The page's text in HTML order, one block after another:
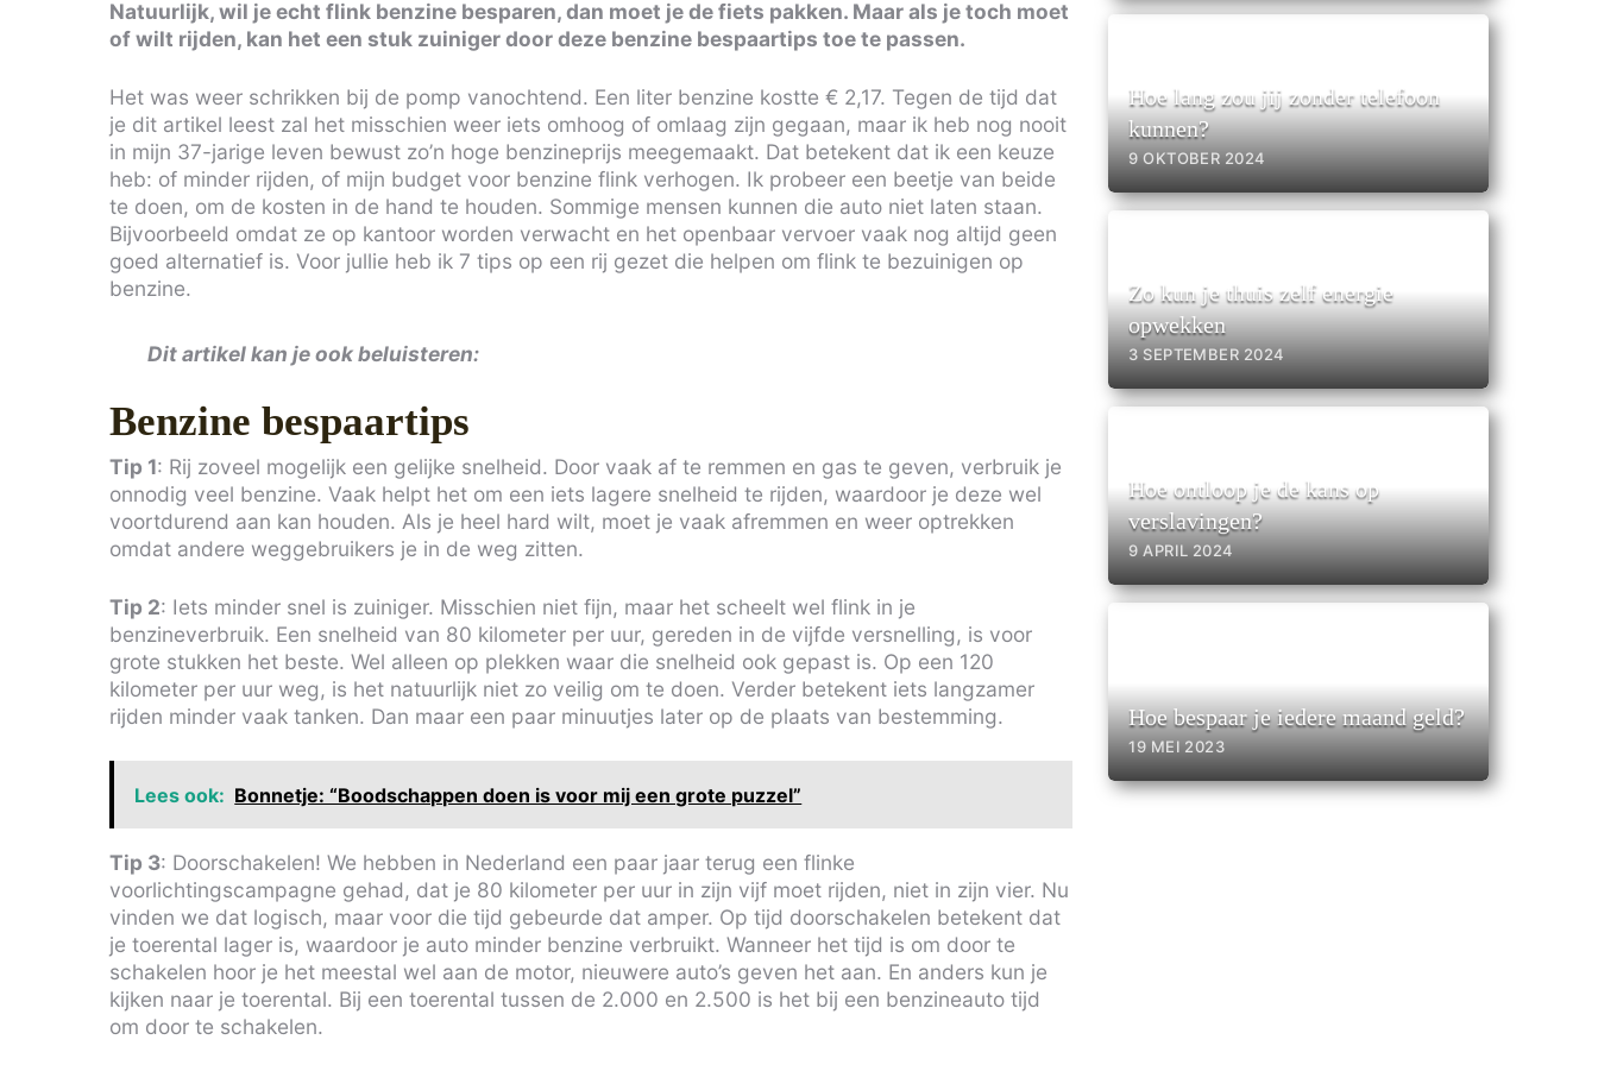
Natuurlijk, wil je echt flink benzine besparen, dan moet je de fiets pakken. Maar als je toch moet
of wilt rijden, kan het een stuk zuiniger door deze benzine bespaartips toe te passen.
Het was weer schrikken bij de pomp vanochtend. Een liter benzine kostte € 2,17. Tegen de tijd dat
je dit artikel leest zal het misschien weer iets omhoog of omlaag zijn gegaan, maar ik heb nog nooit
in mijn 37-jarige leven bewust zo’n hoge benzineprijs meegemaakt. Dat betekent dat ik een keuze
heb: of minder rijden, of mijn budget voor benzine flink verhogen. Ik probeer een beetje van beide
te doen, om de kosten in de hand te houden. Sommige mensen kunnen die auto niet laten staan.
Bijvoorbeeld omdat ze op kantoor worden verwacht en het openbaar vervoer vaak nog altijd geen
goed alternatief is. Voor jullie heb ik 7 tips op een rij gezet die helpen om flink te bezuinigen op
benzine.
Dit artikel kan je ook beluisteren:
Benzine bespaartips
Tip 1: Rij zoveel mogelijk een gelijke snelheid. Door vaak af te remmen en gas te geven, verbruik je
onnodig veel benzine. Vaak helpt het om een iets lagere snelheid te rijden, waardoor je deze wel
voortdurend aan kan houden. Als je heel hard wilt, moet je vaak afremmen en weer optrekken
omdat andere weggebruikers je in de weg zitten.
Tip 2: Iets minder snel is zuiniger. Misschien niet fijn, maar het scheelt wel flink in je
benzineverbruik. Een snelheid van 80 kilometer per uur, gereden in de vijfde versnelling, is voor
grote stukken het beste. Wel alleen op plekken waar die snelheid ook gepast is. Op een 120
kilometer per uur weg, is het natuurlijk niet zo veilig om te doen. Verder betekent iets langzamer
rijden minder vaak tanken. Dan maar een paar minuutjes later op de plaats van bestemming.
Lees ook: Bonnetje: “Boodschappen doen is voor mij een grote puzzel”
Tip 3: Doorschakelen! We hebben in Nederland een paar jaar terug een flinke
voorlichtingscampagne gehad, dat je 80 kilometer per uur in zijn vijf moet rijden, niet in zijn vier. Nu
vinden we dat logisch, maar voor die tijd gebeurde dat amper. Op tijd doorschakelen betekent dat
je toerental lager is, waardoor je auto minder benzine verbruikt. Wanneer het tijd is om door te
schakelen hoor je het meestal wel aan de motor, nieuwere auto’s geven het aan. En anders kun je
kijken naar je toerental. Bij een toerental tussen de 2.000 en 2.500 is het bij een benzineauto tijd
om door te schakelen.
Hoe lang zou jij zonder telefoon
kunnen?
9 OKTOBER 2024
Zo kun je thuis zelf energie
opwekken
3 SEPTEMBER 2024
Hoe ontloop je de kans op
verslavingen?
9 APRIL 2024
Hoe bespaar je iedere maand geld?
19 MEI 2023